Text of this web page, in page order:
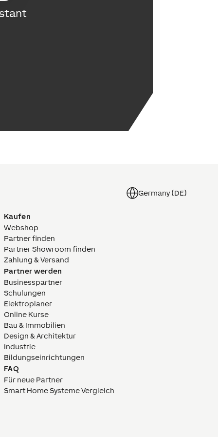
Germany (DE)
Kaufen
Webshop
Partner finden
Partner Showroom finden
Zahlung & Versand
Partner werden
Businesspartner
Schulungen
Elektroplaner
Online Kurse
Bau & Immobilien
Design & Architektur
Industrie
Bildungs­­einrich­tungen
FAQ
Für neue Partner
Smart Home Systeme Vergleich